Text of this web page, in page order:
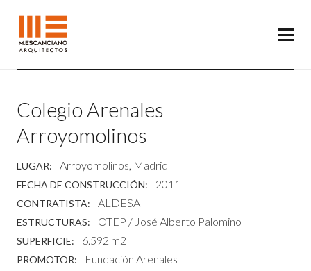
Colegio Arenales
Arroyomolinos
LUGAR: Arroyomolinos, Madrid
FECHA DE CONSTRUCCIÓN: 2011
CONTRATISTA: ALDESA
ESTRUCTURAS: OTEP / José Alberto Palomino
SUPERFICIE: 6.592 m2
PROMOTOR: Fundación Arenales